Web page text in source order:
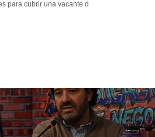
para cubrir una vacante d